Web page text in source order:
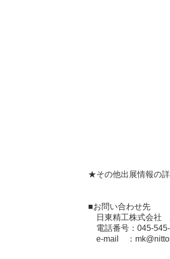
★その他出展情報の
■お問い合わせ先
日東精工株式会社
電話番号：045-
e-mail ：